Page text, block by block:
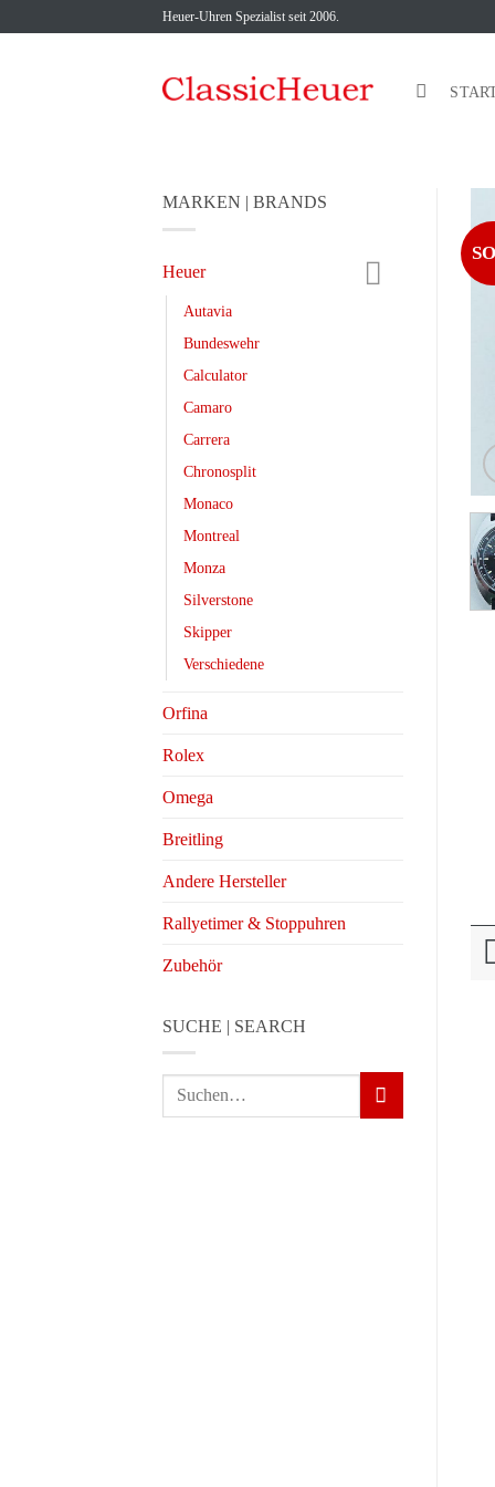
Heuer-Uhren Spezialist seit 2006.
MARKEN | BRANDS
Heuer
Autavia
Bundeswehr
Calculator
Camaro
Carrera
Chronosplit
Monaco
Montreal
Monza
Silverstone
Skipper
Verschiedene
Orfina
Rolex
Omega
Breitling
Andere Hersteller
Rallyetimer & Stoppuhren
Zubehör
SUCHE | SEARCH
Suchen